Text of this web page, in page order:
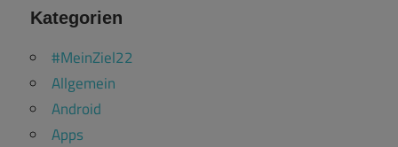
Kategorien
#MeinZiel22
Allgemein
Android
Apps